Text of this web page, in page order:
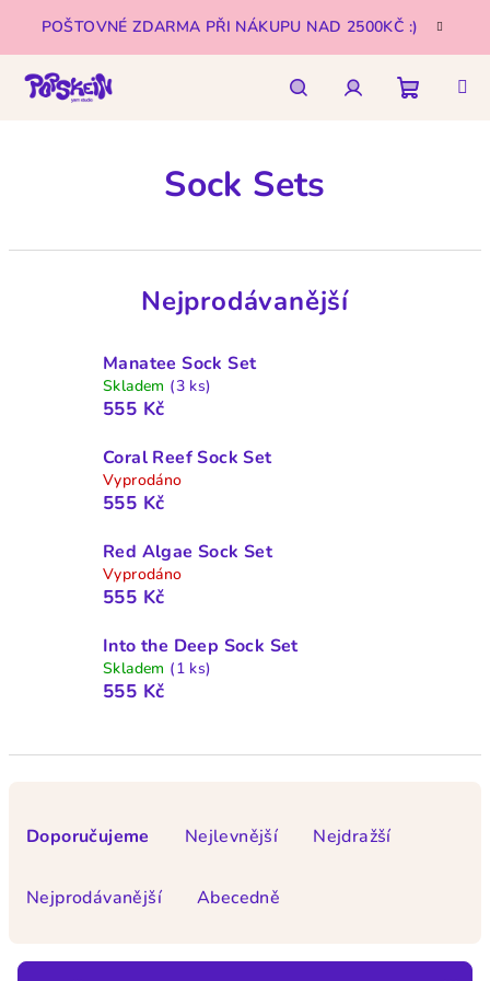
obsah
POŠTOVNÉ ZDARMA PŘI NÁKUPU NAD 2500KČ :)
Sock Sets
Nejprodávanější
Manatee Sock Set
Skladem (3 ks)
555 Kč
Coral Reef Sock Set
Vyprodáno
555 Kč
Red Algae Sock Set
Vyprodáno
555 Kč
Into the Deep Sock Set
Skladem (1 ks)
555 Kč
Doporučujeme Nejlevnější Nejdražší
Nejprodávanější Abecedně